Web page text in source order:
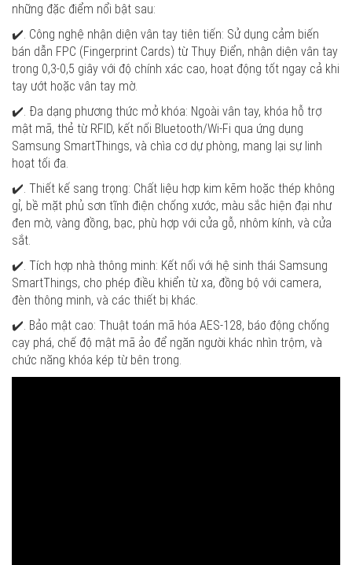
những đặc điểm nổi bật sau:
✔️. Công nghệ nhận diện vân tay tiên tiến: Sử dụng cảm biến
bán dẫn FPC (Fingerprint Cards) từ Thụy Điển, nhận diện vân tay
trong 0,3-0,5 giây với độ chính xác cao, hoạt động tốt ngay cả khi
tay ướt hoặc vân tay mờ.
✔️. Đa dạng phương thức mở khóa: Ngoài vân tay, khóa hỗ trợ
mật mã, thẻ từ RFID, kết nối Bluetooth/Wi-Fi qua ứng dụng
Samsung SmartThings, và chìa cơ dự phòng, mang lại sự linh
hoạt tối đa.
✔️. Thiết kế sang trọng: Chất liệu hợp kim kẽm hoặc thép không
gỉ, bề mặt phủ sơn tĩnh điện chống xước, màu sắc hiện đại như
đen mờ, vàng đồng, bạc, phù hợp với cửa gỗ, nhôm kính, và cửa
sắt.
✔️. Tích hợp nhà thông minh: Kết nối với hệ sinh thái Samsung
SmartThings, cho phép điều khiển từ xa, đồng bộ với camera,
đèn thông minh, và các thiết bị khác.
✔️. Bảo mật cao: Thuật toán mã hóa AES-128, báo động chống
cạy phá, chế độ mật mã ảo để ngăn người khác nhìn trộm, và
chức năng khóa kép từ bên trong.